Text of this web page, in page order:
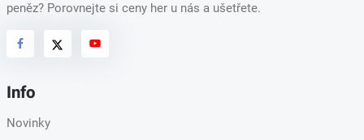
peněz? Porovnejte si ceny her u nás a ušetřete.
Info
Novinky